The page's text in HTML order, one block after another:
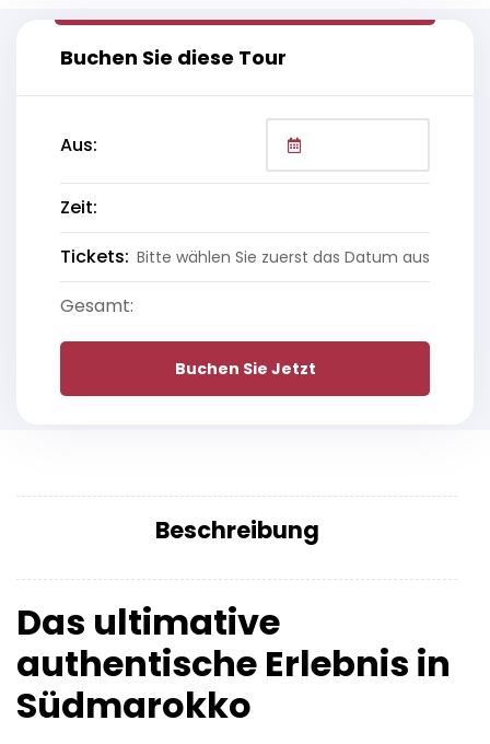
Buchen Sie diese Tour
Aus:
Zeit:
Tickets: Bitte wählen Sie zuerst das Datum aus
Gesamt:
Buchen Sie Jetzt
Beschreibung
Das ultimative
authentische Erlebnis in
Südmarokko